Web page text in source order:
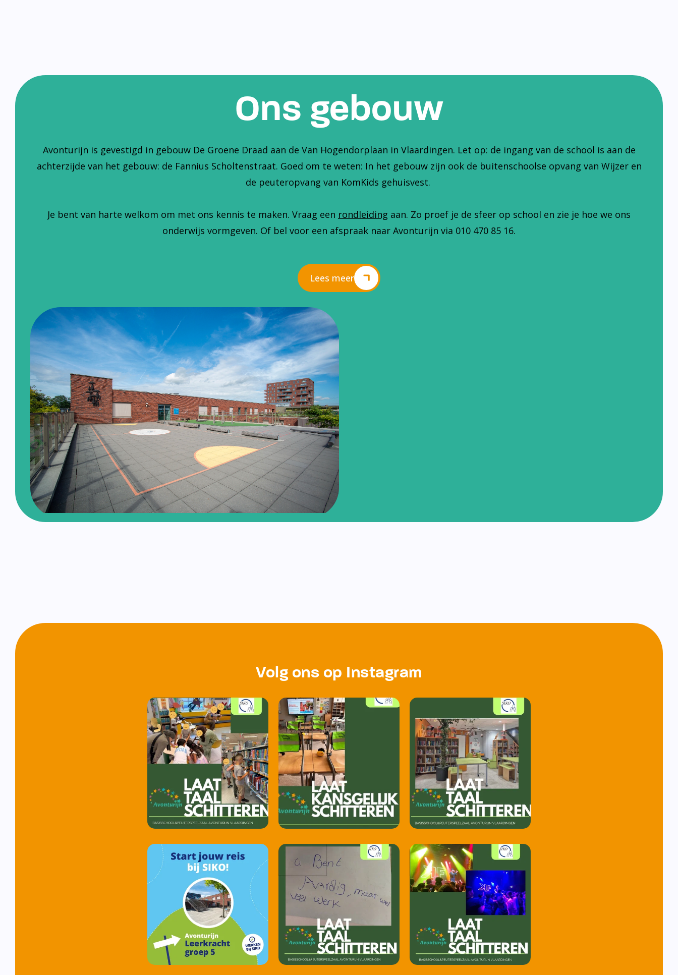
Ons gebouw
Avonturijn is gevestigd in gebouw De Groene Draad aan de Van Hogendorplaan in Vlaardingen. Let op: de ingang van de school is aan de
achterzijde van het gebouw: de Fannius Scholtenstraat. Goed om te weten: In het gebouw zijn ook de buitenschoolse opvang van Wijzer en
de peuteropvang van KomKids gehuisvest.
Je bent van harte welkom om met ons kennis te maken. Vraag een rondleiding aan. Zo proef je de sfeer op school en zie je hoe we ons
onderwijs vormgeven. Of bel voor een afspraak naar Avonturijn via 010 470 85 16.
Lees meer
Volg ons op Instagram